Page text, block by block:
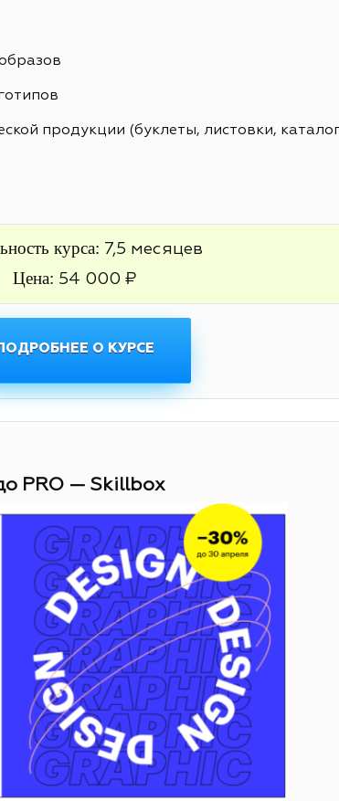
продукции (буклеты, листовки,
курса: 7,5 месяцев
Цена: 54 000 ₽
О КУРСЕ
PRO — Skillbox